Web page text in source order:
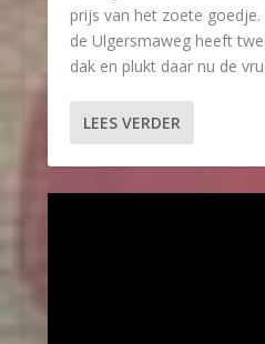
prijs van het zoete
de Ulgersmaweg heeft
dak en plukt daar nu de
LEES VERDER